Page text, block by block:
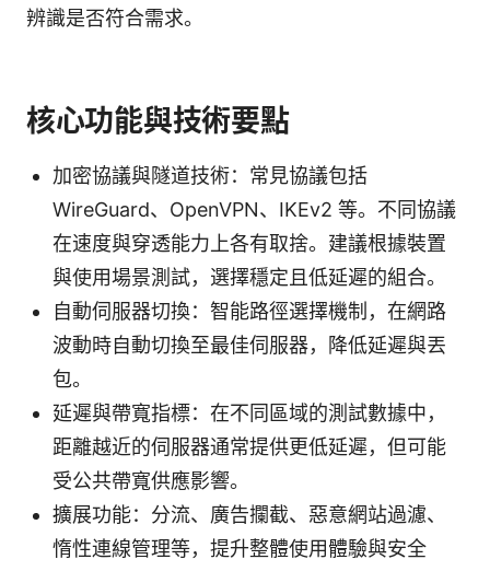
辨識是否符合需求。
核心功能與技術要點
加密協議與隧道技術：常見協議包括
WireGuard、OpenVPN、IKEv2 等。不同協議
在速度與穿透能力上各有取捨。建議根據裝置
與使用場景測試，選擇穩定且低延遲的組合。
自動伺服器切換：智能路徑選擇機制，在網路
波動時自動切換至最佳伺服器，降低延遲與丟
包。
延遲與帶寬指標：在不同區域的測試數據中，
距離越近的伺服器通常提供更低延遲，但可能
受公共帶寬供應影響。
擴展功能：分流、廣告攔截、惡意網站過濾、
惰性連線管理等，提升整體使用體驗與安全